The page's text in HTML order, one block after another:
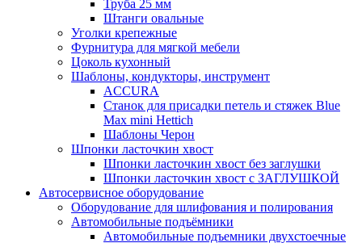
Труба 25 мм
Штанги овальные
Уголки крепежные
Фурнитура для мягкой мебели
Цоколь кухонный
Шаблоны, кондукторы, инструмент
ACCURA
Станок для присадки петель и стяжек Blue
Max mini Hettich
Шаблоны Черон
Шпонки ласточкин хвост
Шпонки ласточкин хвост без заглушки
Шпонки ласточкин хвост с ЗАГЛУШКОЙ
Автосервисное оборудование
Оборудование для шлифования и полирования
Автомобильные подъёмники
Автомобильные подъемники двухстоечные